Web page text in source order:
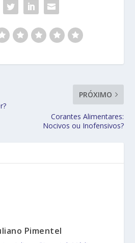
PRÓXIMO
Corantes Alimentares:
Nocivos ou Inofensivos?
Pimentel